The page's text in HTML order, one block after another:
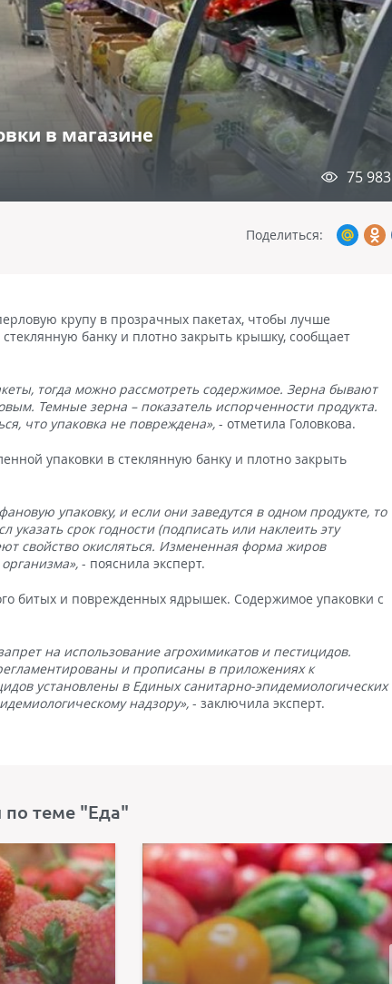
в магазине
75 983
Поделиться:
крупу в прозрачных пакетах, чтобы лучше
банку и плотно закрыть крышку, сообщает
тогда можно рассмотреть содержимое. Зерна бывают
Темные зерна – показатель испорченности продукта.
что упаковка не повреждена», - отметила Головкова.
упаковки в стеклянную банку и плотно закрыть
упаковку, и если они заведутся в одном продукте, то
срок годности (подписать или наклеить эту
свойство окисляться. Измененная форма жиров
- пояснила эксперт.
битых и поврежденных ядрышек. Содержимое упаковки с
на использование агрохимикатов и пестицидов.
и прописаны в приложениях к
установлены в Единых санитарно-эпидемиологических
надзору», - заключила эксперт.
по теме "Еда"